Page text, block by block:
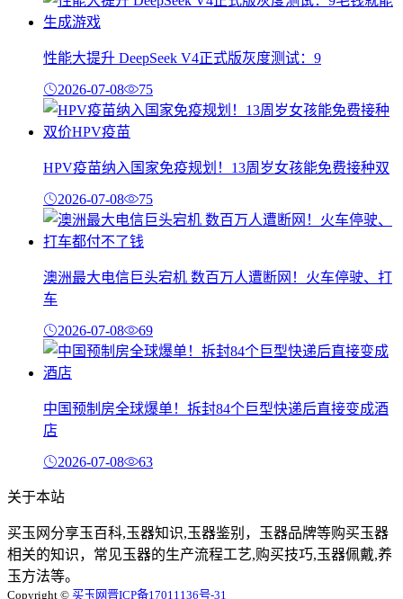
性能大提升 DeepSeek V4正式版灰度测试：9
2026-07-08 75
HPV疫苗纳入国家免疫规划！13周岁女孩能免费接种双
2026-07-08 75
澳洲最大电信巨头宕机 数百万人遭断网！火车停驶、打
车
2026-07-08 69
中国预制房全球爆单！拆封84个巨型快递后直接变成酒
店
2026-07-08 63
关于本站
买玉网分享玉百科,玉器知识,玉器鉴别，玉器品牌等购买玉器
相关的知识，常见玉器的生产流程工艺,购买技巧,玉器佩戴,养
玉方法等。
Copyright © 买玉网晋ICP备17011136号-31